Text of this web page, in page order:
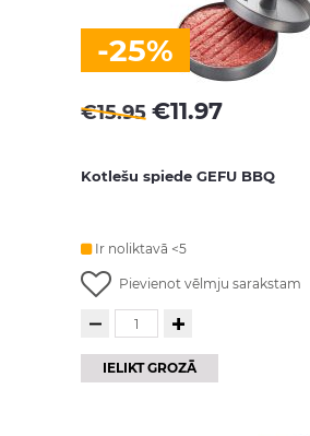
-25%
€15.95 €11.97
Kotlešu spiede GEFU BBQ
Ir noliktavā <5
Pievienot vēlmju sarakstam
IELIKT GROZĀ